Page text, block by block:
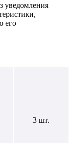
уведомления
его
3 шт.